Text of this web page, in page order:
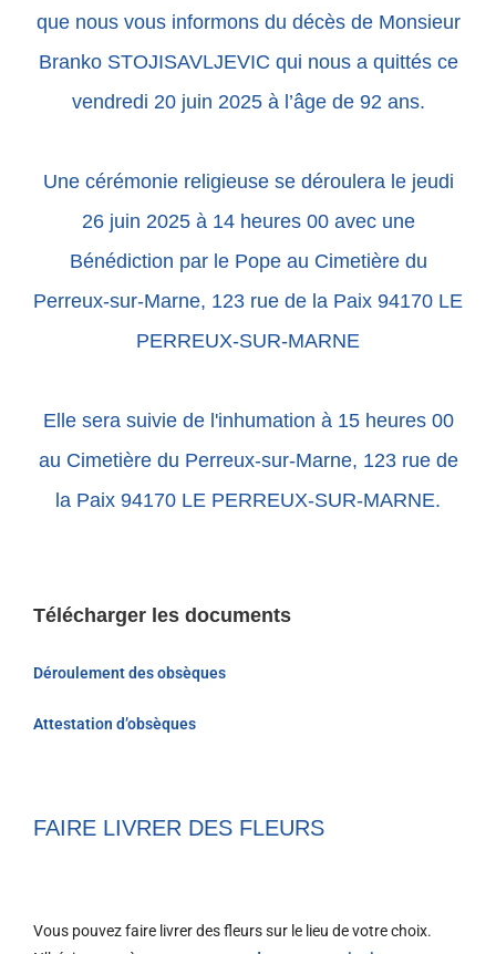
que nous vous informons du décès de Monsieur
Branko STOJISAVLJEVIC qui nous a quittés ce
vendredi 20 juin 2025 à l’âge de 92 ans.
Une cérémonie religieuse se déroulera le jeudi
26 juin 2025 à 14 heures 00 avec une
Bénédiction par le Pope au Cimetière du
Perreux-sur-Marne, 123 rue de la Paix 94170 LE
PERREUX-SUR-MARNE
Elle sera suivie de l'inhumation à 15 heures 00
au Cimetière du Perreux-sur-Marne, 123 rue de
la Paix 94170 LE PERREUX-SUR-MARNE.
Télécharger les documents
Déroulement des obsèques
Attestation d’obsèques
FAIRE LIVRER DES FLEURS
Vous pouvez faire livrer des fleurs sur le lieu de votre choix.